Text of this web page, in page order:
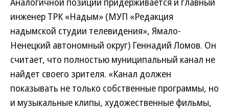
инженер ТРК «Надым» (МУП «Редакция
надымской студии телевидения», Ямало-
Ненецкий автономный округ) Геннадий Ломов. Он
считает, что полностью муниципальный канал не
найдет своего зрителя. «Канал должен
показывать не только собственные программы, но
и музыкальные клипы, художественные фильмы,